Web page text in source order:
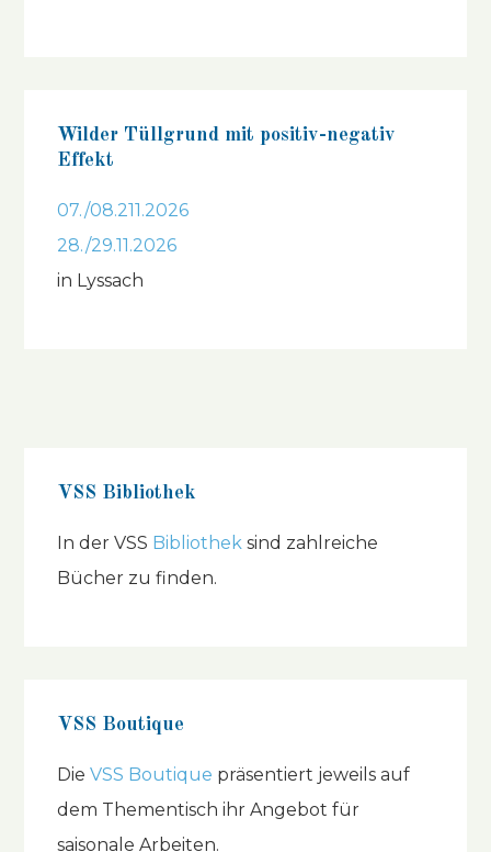
Wilder Tüllgrund mit positiv-negativ
Effekt
07./08.211.2026
28./29.11.2026
in Lyssach
VSS Bibliothek
In der VSS Bibliothek sind zahlreiche
Bücher zu finden.
VSS Boutique
DieVSS Boutique präsentiert jeweils auf
dem Thementisch ihr Angebot für
saisonale Arbeiten.